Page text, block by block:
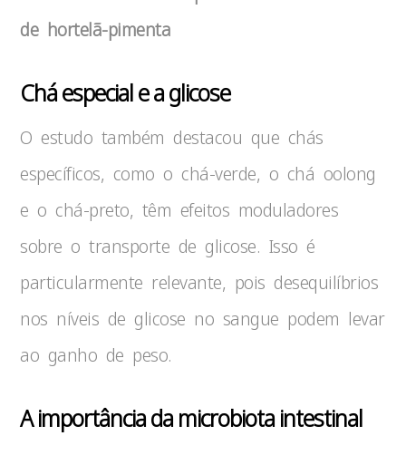
de hortelã-pimenta
Chá especial e a glicose
O estudo também destacou que chás
específicos, como o chá-verde, o chá oolong
e o chá-preto, têm efeitos moduladores
sobre o transporte de glicose. Isso é
particularmente relevante, pois desequilíbrios
nos níveis de glicose no sangue podem levar
ao ganho de peso.
A importância da microbiota intestinal